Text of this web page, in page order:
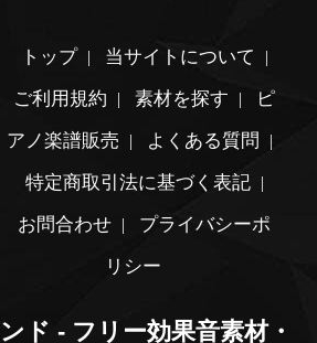
トップ
当サイトについて
ご利用規約
素材を探す
ピ
アノ楽譜販売
よくある質問
特定商取引法に基づく表記
お問合わせ
プライバシーポ
リシー
ド - フリー効果音素材・